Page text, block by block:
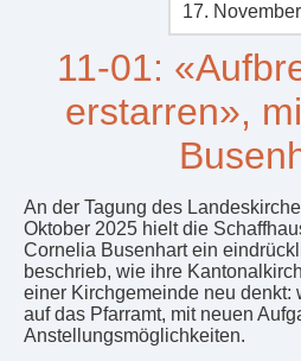
17.
11-01:
erstarren»,
An der Tagung des
Oktober 2025 hielt die
Cornelia Busenhart ein
beschrieb, wie ihre
einer Kirchgemeinde neu denkt:
auf das Pfarramt, mit neuen
Anstellungsmöglichkeiten.